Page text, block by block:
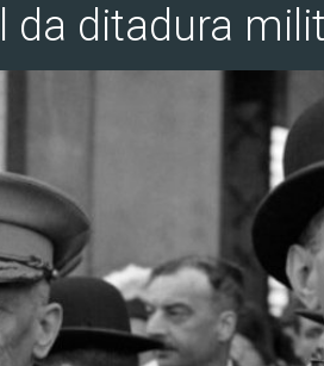
da ditadura